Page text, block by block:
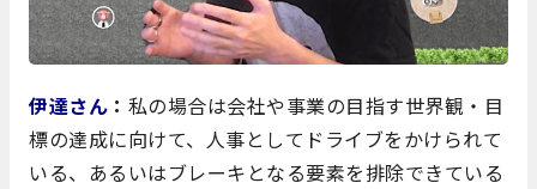
伊達さん ： 私の場合は会社や事業の目指す世界観・目
標の達成に向けて、人事としてドライブをかけられて
いる、あるいはブレーキとなる要素を排除できている